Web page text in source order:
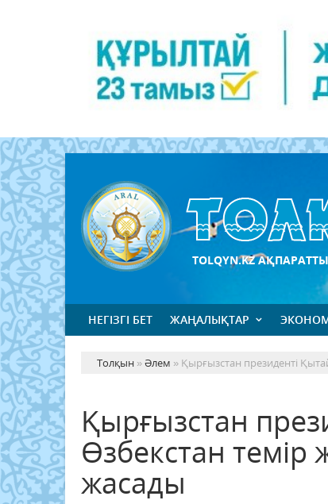
TOLQYN.KZ
НЕГІЗГІ БЕТ ЖАҢАЛЫҚТАР
Толқын »Әлем » Қырғызстан президенті
Қырғызстан
Өзбекстан
жасады